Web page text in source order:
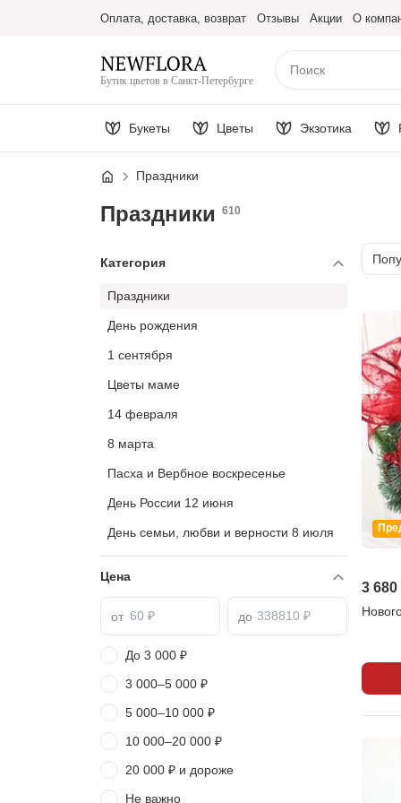
Оплата, доставка, возврат Отзывы Акции О
Бутик цветов в Санкт-Петербурге
Букеты Цветы Экзотика
Праздники
Праздники 610
Категория
Праздники
День рождения
1 сентября
Цветы маме
14 февраля
8 марта
Пасха и Вербное воскресенье
День России 12 июня
День семьи, любви и верности 8 июля
Цена
от до
До 3 000 ₽
3 000–5 000 ₽
5 000–10 000 ₽
10 000–20 000 ₽
20 000 ₽ и дороже
Не важно
3 680